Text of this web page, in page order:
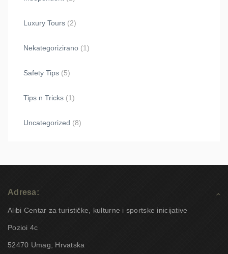
Luxury Tours (2)
Nekategorizirano (1)
Safety Tips (5)
Tips n Tricks (1)
Uncategorized (8)
Adresa:
Alibi Centar za turističke, kulturne i sportske inicijative
Pozioi 4c
52470 Umag, Hrvatska